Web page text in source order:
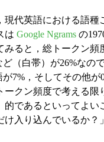
代英語における語種
は Google Ngrams の
ると，総トークン
（白帯）が26%なの
7%，そしてその他
ークン頻度で考える
であるといってよ
け入り込んでいるか？